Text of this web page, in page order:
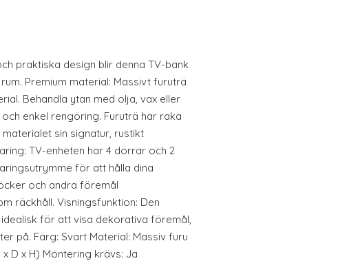
praktiska design blir denna TV-bänk
Premium material: Massivt furuträ
Behandla ytan med olja, vax eller
enkel rengöring. Furuträ har raka
sin signatur, rustikt
TV-enheten har 4 dörrar och 2
för att hålla dina
och andra föremål
räckhåll. Visningsfunktion: Den
för att visa dekorativa föremål,
på. Färg: Svart Material: Massiv furu
x D x H) Montering krävs: Ja